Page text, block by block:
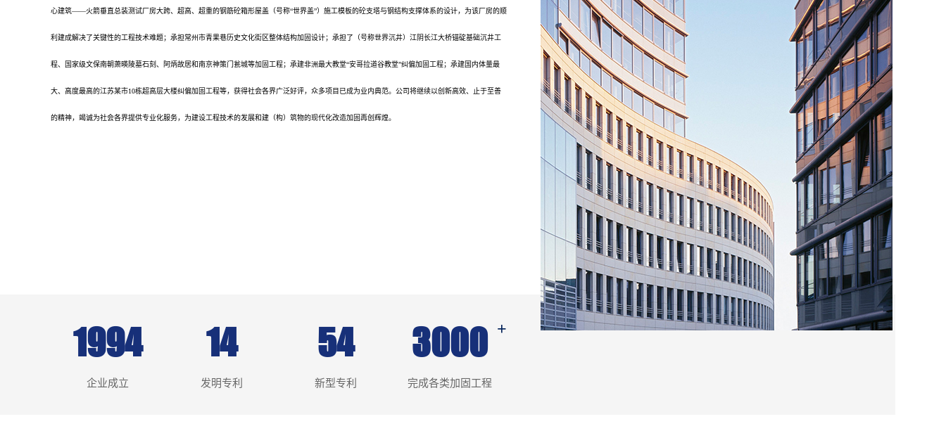
心建筑——火箭垂直总装测试厂房大跨、超高、超重的钢筋砼箱形屋盖（号称“世界盖”）施工模板的砼支塔与钢结构支撑体系的设计，为该厂房的顺
利建成解决了关键性的工程技术难题；承担常州市青果巷历史文化街区整体结构加固设计；承担了（号称世界沉井）江阴长江大桥锚碇基础沉井工
程、国家级文保南朝萧暎陵墓石刻、阿炳故居和南京神策门瓮城等加固工程；承建非洲最大教堂“安哥拉道谷教堂”纠偏加固工程；承建国内体量最
大、高度最高的江苏某市10栋超高层大楼纠偏加固工程等，获得社会各界广泛好评，众多项目已成为业内典范。公司将继续以创新高效、止于至善
的精神，竭诚为社会各界提供专业化服务，为建设工程技术的发展和建（构）筑物的现代化改造加固再创辉煌。
1994
企业成立
14
发明专利
54
新型专利
3000
完成各类加固工程